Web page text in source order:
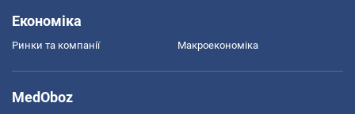
Економіка
Ринки та компанії Макроекономіка
MedOboz